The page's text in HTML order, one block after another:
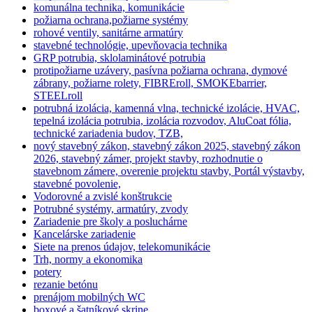
komunálna technika, komunikácie
požiarna ochrana,požiarne systémy
rohové ventily, sanitárne armatúry
stavebné technológie, upevňovacia technika
GRP potrubia, sklolaminátové potrubia
protipožiarne uzávery, pasívna požiarna ochrana, dymové
zábrany, požiarne rolety, FIBREroll, SMOKEbarrier,
STEELroll
potrubná izolácia, kamenná vlna, technické izolácie, HVAC,
tepelná izolácia potrubia, izolácia rozvodov, AluCoat fólia,
technické zariadenia budov, TZB,
nový stavebný zákon, stavebný zákon 2025, stavebný zákon
2026, stavebný zámer, projekt stavby, rozhodnutie o
stavebnom zámere, overenie projektu stavby, Portál výstavby,
stavebné povolenie,
Vodorovné a zvislé konštrukcie
Potrubné systémy, armatúry, zvody
Zariadenie pre školy a posluchárne
Kancelárske zariadenie
Siete na prenos údajov, telekomunikácie
Trh, normy a ekonomika
potery
rezanie betónu
prenájom mobilných WC
boxové a šatníkové skrine